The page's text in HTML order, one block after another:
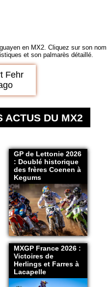
en MX2. Cliquez sur son nom
et son palmarès détaillé.
Fehr
ACTUS DU MX2
GP de Lettonie 2026
: Doublé historique
des frères Coenen à
Kegums
MXGP France 2026 :
Victoires de
Herlings et Farres à
Lacapelle